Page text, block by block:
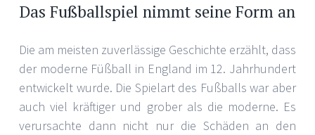
Das Fußballspiel nimmt seine Form an
Die am meisten zuverlässige Geschichte erzählt, dass
der moderne Füßball in England im 12. Jahrhundert
entwickelt wurde. Die Spielart des Fußballs war aber
auch viel kräftiger und grober als die moderne. Es
verursachte dann nicht nur die Schäden an den